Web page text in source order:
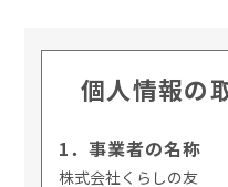
個人情報の
1．事業者の名称
株式会社くらしの友